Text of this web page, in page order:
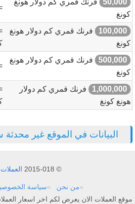
50,000
فرنك قمري كم دولار هونغ
كونغ
100,000
فرنك قمري كم دولار هونغ
كونغ
500,000
فرنك قمري كم دولار هونغ
كونغ
1,000,000
فرنك قمري كم دولار
هونغ كونغ
البيانات في الموقع غير محدثة
© 2015-018
من نحن سياسة
موقع العملات الان يعرض لكم اخر اسعار